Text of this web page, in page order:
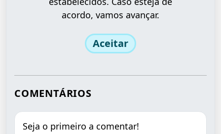
acordo, vamos avançar.
Aceitar
COMENTÁRIOS
Seja o primeiro a comentar!